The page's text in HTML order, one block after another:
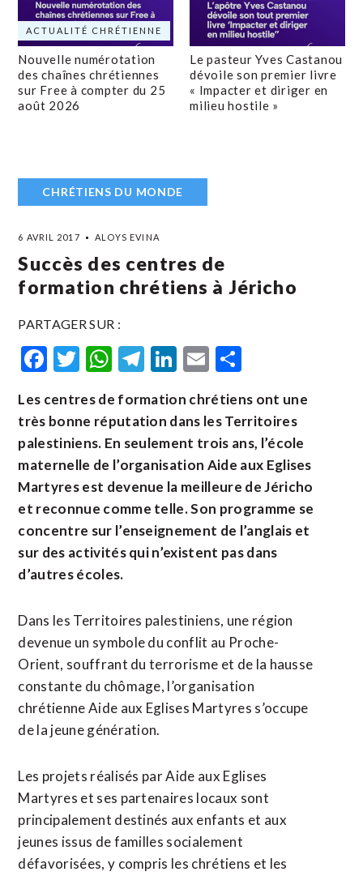
ACTUALITÉ CHRÉTIENNE
Nouvelle numérotation
des chaînes chrétiennes
sur Free à compter du 25
août 2026
Le pasteur Yves Castanou
dévoile son premier livre
« Impacter et diriger en
milieu hostile »
CHRÉTIENS DU MONDE
6 AVRIL 2017 ALOYS EVINA
Succès des centres de
formation chrétiens à Jéricho
PARTAGER SUR :
Facebook
Twitter
WhatsApp
Telegram
LinkedIn
Email
Les centres de formation chrétiens ont une
très bonne réputation dans les Territoires
palestiniens. En seulement trois ans, l’école
maternelle de l’organisation Aide aux Eglises
Martyres est devenue la meilleure de Jéricho
et reconnue comme telle. Son programme se
concentre sur l’enseignement de l’anglais et
sur des activités qui n’existent pas dans
d’autres écoles.
Dans les Territoires palestiniens, une région
devenue un symbole du conflit au Proche-
Orient, souffrant du terrorisme et de la hausse
constante du chômage, l’organisation
chrétienne Aide aux Eglises Martyres s’occupe
de la jeune génération.
Les projets réalisés par Aide aux Eglises
Martyres et ses partenaires locaux sont
principalement destinés aux enfants et aux
jeunes issus de familles socialement
défavorisées, y compris les chrétiens et les